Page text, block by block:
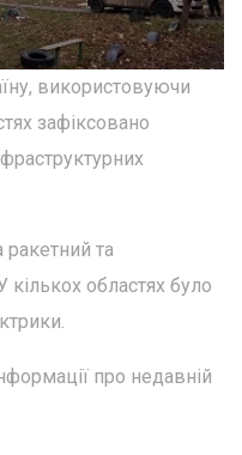
використовуючи
зафіксовано
ракетний та
кількох областях було
про недавній